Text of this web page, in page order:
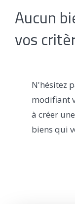
Aucun
vos
N'hésitez
modifiant
à créer
biens qui